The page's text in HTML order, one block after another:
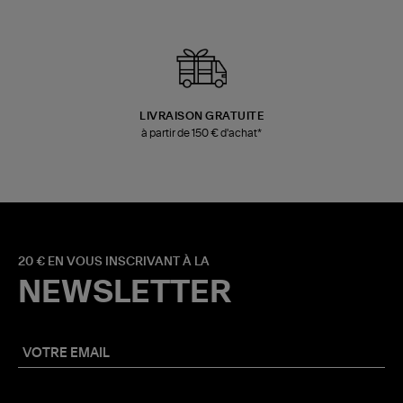
LIVRAISON GRATUITE
à partir de 150 € d'achat*
20 € EN VOUS INSCRIVANT À LA
NEWSLETTER